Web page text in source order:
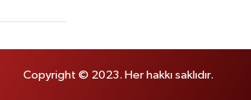
Copyright © 2023. Her hakkı saklıdır.